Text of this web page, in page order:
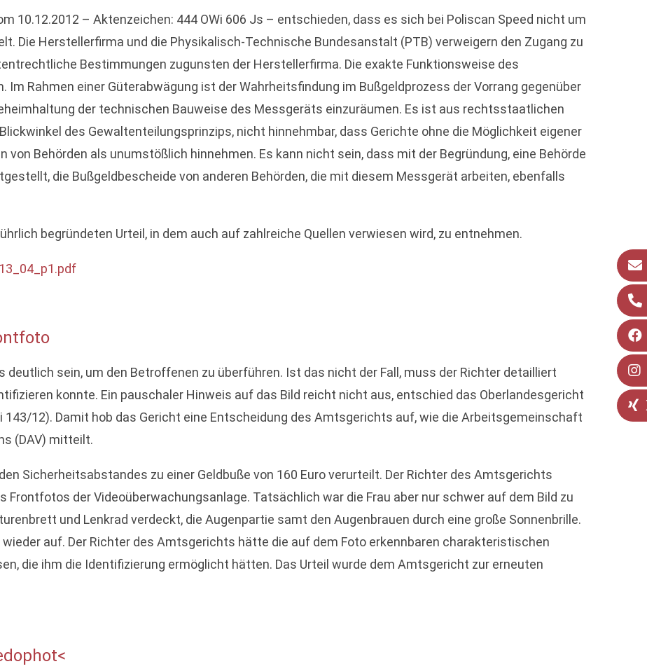
10.12.2012 – Aktenzeichen: 444 OWi 606 Js – entschieden, dass es sich bei Poliscan Speed nicht um
Die Herstellerfirma und die Physikalisch-Technische Bundesanstalt (PTB) verweigern den Zugang zu
Bestimmungen zugunsten der Herstellerfirma. Die exakte Funktionsweise des
Rahmen einer Güterabwägung ist der Wahrheitsfindung im Bußgeldprozess der Vorrang gegenüber
der technischen Bauweise des Messgeräts einzuräumen. Es ist aus rechtsstaatlichen
des Gewaltenteilungsprinzips, nicht hinnehmbar, dass Gerichte ohne die Möglichkeit eigener
von Behörden als unumstößlich hinnehmen. Es kann nicht sein, dass mit der Begründung, eine Behörde
die Bußgeldbescheide von anderen Behörden, die mit diesem Messgerät arbeiten, ebenfalls
begründeten Urteil, in dem auch auf zahlreiche Quellen verwiesen wird, zu entnehmen.
deutlich sein, um den Betroffenen zu überführen. Ist das nicht der Fall, muss der Richter detailliert
konnte. Ein pauschaler Hinweis auf das Bild reicht nicht aus, entschied das Oberlandesgericht
143/12). Damit hob das Gericht eine Entscheidung des Amtsgerichts auf, wie die Arbeitsgemeinschaft
(DAV) mitteilt.
Sicherheitsabstandes zu einer Geldbuße von 160 Euro verurteilt. Der Richter des Amtsgerichts
Frontfotos der Videoüberwachungsanlage. Tatsächlich war die Frau aber nur schwer auf dem Bild zu
und Lenkrad verdeckt, die Augenpartie samt den Augenbrauen durch eine große Sonnenbrille.
auf. Der Richter des Amtsgerichts hätte die auf dem Foto erkennbaren charakteristischen
die ihm die Identifizierung ermöglicht hätten. Das Urteil wurde dem Amtsgericht zur erneuten